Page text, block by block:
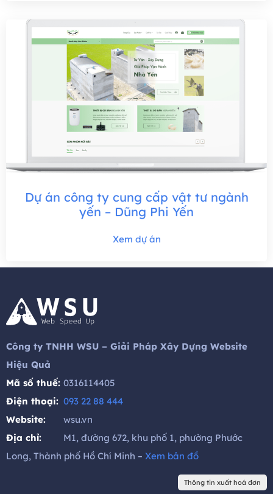
Dự án công ty cung cấp vật tư ngành
yến – Dũng Phi Yến
Xem dự án
Công ty TNHH WSU – Giải Pháp Xây Dựng Website
Hiệu Quả
Mã số thuế: 0316114405
Điện thoại: 093 22 88 444
Website:
wsu.vn
Địa chỉ:
M1, đường 672, khu phố 1, phường Phước
Long, Thành phố Hồ Chí Minh – Xem bản đồ
Thông tin xuất hoá đơn